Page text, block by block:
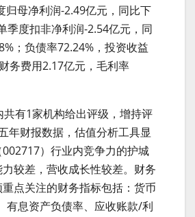
归母净利润-2.49亿元，同比下
季度扣非净利润-2.54亿元，同
；负债率72.24%，投资收益
务费用2.17亿元，毛利率
有1家机构给出评级，增持评
年财报数据，估值分析工具显
）行业内竞争力的护城
较差，营收成长性较差。财务
点关注的财务指标包括：货币
有息资产负债率、应收账款/利